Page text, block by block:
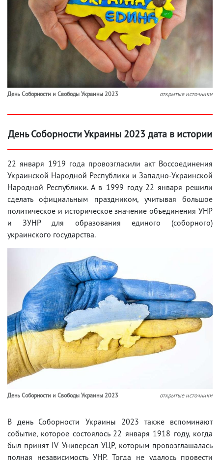
День Соборности и Свободы Украины 2023 открытые источники
День Соборности Украины 2023 дата в истории
22 января 1919 года провозгласили акт Воссоединения
Украинской Народной Республики и Западно-Украинской
Народной Республики. А в 1999 году 22 января решили
сделать официальным праздником, учитывая большое
политическое и историческое значение объединения УНР
и ЗУНР для образования единого (соборного)
украинского государства.
День Соборности и Свободы Украины 2023 открытые источники
В день Соборности Украины 2023 также вспоминают
событие, которое состоялось 22 января 1918 году, когда
был принят IV Универсал УЦР, которым провозглашалась
полная независимость УНР. Тогда не удалось провести